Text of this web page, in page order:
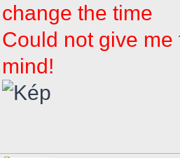
change the time
Could not give
mind!